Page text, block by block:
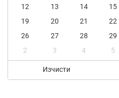
12
13 14 15
19
20 21 22
26
27 28 29
2
3 4 5
Изчисти